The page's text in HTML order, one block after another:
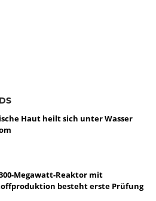
Haut heilt sich unter Wasser
Megawatt-Reaktor mit
besteht erste Prüfung